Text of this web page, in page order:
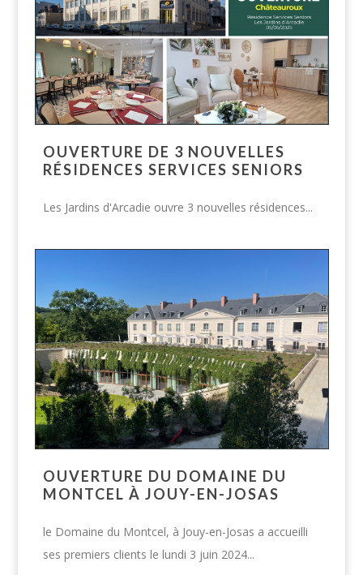
OUVERTURE DE 3 NOUVELLES
RÉSIDENCES SERVICES SENIORS
Les Jardins d'Arcadie ouvre 3 nouvelles résidences...
OUVERTURE DU DOMAINE DU
MONTCEL À JOUY-EN-JOSAS
le Domaine du Montcel, à Jouy-en-Josas a accueilli
ses premiers clients le lundi 3 juin 2024...